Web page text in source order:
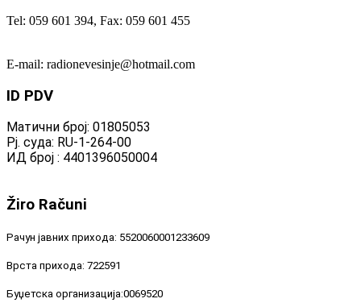
Tel: 059 601 394, Fax: 059 601 455
E-mail: radionevesinje@hotmail.com
ID PDV
Матични број: 01805053
Рј. суда: RU-1-264-00
ИД број : 4401396050004
Žiro Računi
Рачун јавних прихода: 5520060001233609
Врста прихода: 722591
Буџетска организација:0069520